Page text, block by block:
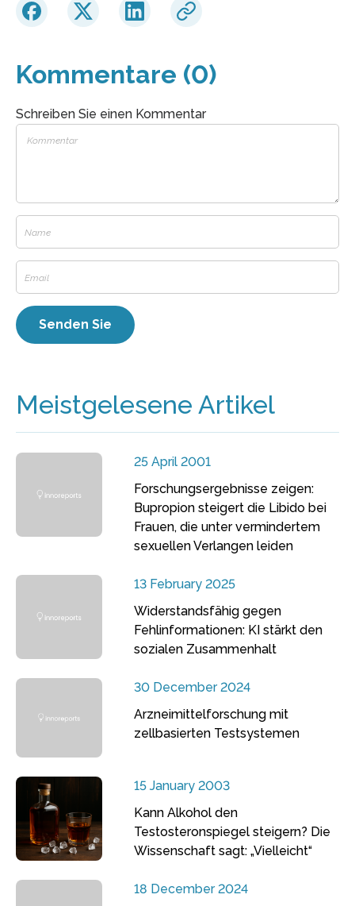
Kommentare (0)
Schreiben Sie einen Kommentar
Meistgelesene Artikel
25 April 2001
Forschungsergebnisse zeigen:
Bupropion steigert die Libido bei
Frauen, die unter vermindertem
sexuellen Verlangen leiden
13 February 2025
Widerstandsfähig gegen
Fehlinformationen: KI stärkt den
sozialen Zusammenhalt
30 December 2024
Arzneimittelforschung mit
zellbasierten Testsystemen
15 January 2003
Kann Alkohol den
Testosteronspiegel steigern? Die
Wissenschaft sagt: „Vielleicht“
18 December 2024